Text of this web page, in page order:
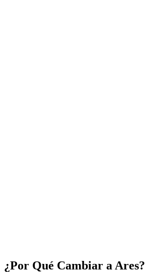
¿Por Qué Cambiar a Ares?